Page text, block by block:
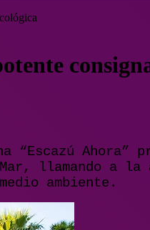
Ahora”
llamando a la
ambiente.